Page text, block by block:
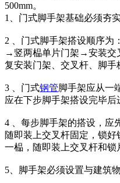
500mm。
1、门式脚手架基础必须夯
2 、门式脚手架搭设顺序
→竖两榀单片门架→安装
复安装门架、交叉杆、脚手
3 、门式钢管脚手架应从一
应在下步脚手架搭设完毕后
4 、每步脚手架的搭设，应
随即装上交叉杆固定，锁
一榀，随即装上交叉杆和锁
5、脚手架必须设置与建筑